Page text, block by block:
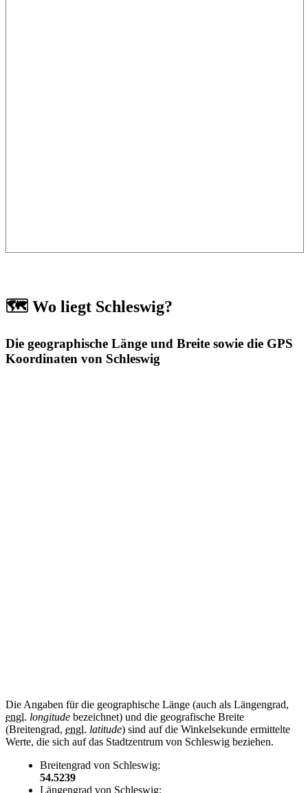
🗺️ Wo liegt Schleswig?
Die geographische Länge und Breite sowie die GPS
Koordinaten von Schleswig
Die Angaben für die geographische Länge (auch als Längengrad,
engl. longitude bezeichnet) und die geografische Breite
(Breitengrad, engl. latitude) sind auf die Winkelsekunde ermittelte
Werte, die sich auf das Stadtzentrum von Schleswig beziehen.
Breitengrad von Schleswig:
54.5239
Längengrad von Schleswig: